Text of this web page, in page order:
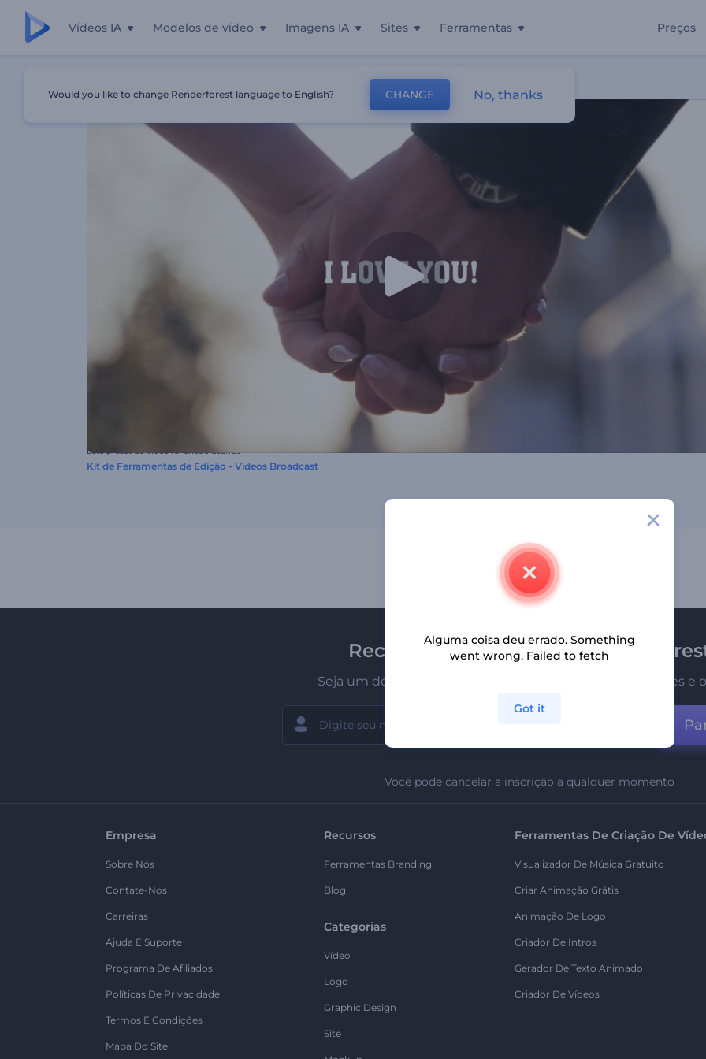
Vídeos IA Modelos de vídeo Imagens IA Sites Ferramentas Preços
Este preset de vídeo foi criado usando
Kit de Ferramentas de Edição - Vídeos Broadcast
Receba a newsletter da
Seja um dos primeiros a receber nossas últimas novidades e
Você pode cancelar a inscrição a qualquer momento
Empresa
Sobre Nós
Contate-Nos
Carreiras
Ajuda E Suporte
Programa De Afiliados
Políticas De Privacidade
Termos E Condições
Mapa Do Site
Recursos
Ferramentas Branding
Blog
Categorias
Vídeo
Logo
Graphic Design
Site
Ferramentas De Criação De
Visualizador De Música Gratuito
Criar Animação Grátis
Animação De Logo
Criador De Intros
Gerador De Texto Animado
Criador De Vídeos
Would you like to change Renderforest language to English? CHANGE No, thanks
Alguma coisa deu errado. Something
went wrong. Failed to fetch
Got it